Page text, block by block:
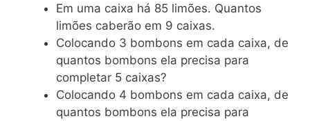
Em uma caixa há 85 limões. Quantos
limões caberão em 9 caixas.
Colocando 3 bombons em cada caixa, de
quantos bombons ela precisa para
completar 5 caixas?
Colocando 4 bombons em cada caixa, de
quantos bombons ela precisa para